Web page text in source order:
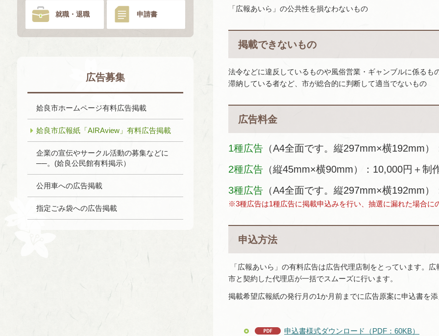
就職・退職 申請書
広告募集
姶良市ホームページ有料広告掲載
姶良市広報紙「AIRAview」有料広告掲載
企業の宣伝やサークル活動の募集などに
──。(姶良公民館有料掲示）
公用車への広告掲載
指定ごみ袋への広告掲載
「広報あいら」の公共性を損なわないもの
掲載できないもの
法令などに違反しているものや風俗営業・ギャンブルに係る
滞納している者など、市が総合的に判断して適当でないもの
広告料金
1種広告 （A4全面です。縦297mm×横192mm
2種広告 （縦45mm×横90mm）：10,000円＋制
3種広告 （A4全面です。縦297mm×横192mm
※3種広告は1種広告に掲載申込みを行い、抽選に漏れた場合に
申込方法
「広報あいら」の有料広告は広告代理店制をとっています。
市と契約した代理店が一括でスムーズに行います。
掲載希望広報紙の発行月の1か月前までに広告原案に申込書を
申込書様式ダウンロード（PDF：60KB）